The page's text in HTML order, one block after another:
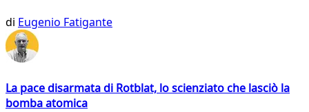
di Eugenio Fatigante
La pace disarmata di Rotblat, lo scienziato che lasciò la
bomba atomica